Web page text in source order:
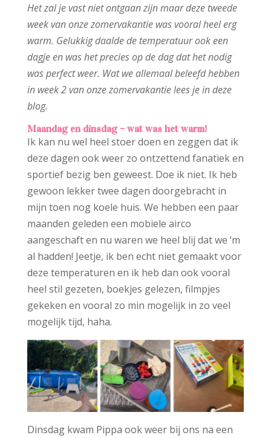
Het zal je vast niet ontgaan zijn maar deze tweede
week van onze zomervakantie was vooral heel erg
warm. Gelukkig daalde de temperatuur ook een
dagje en was het precies op de dag dat het nodig
was perfect weer. Wat we allemaal beleefd hebben
in week 2 van onze zomervakantie lees je in deze
blog.
Maandag en dinsdag – wat was het warm!
Ik kan nu wel heel stoer doen en zeggen dat ik
deze dagen ook weer zo ontzettend fanatiek en
sportief bezig ben geweest. Doe ik niet. Ik heb
gewoon lekker twee dagen doorgebracht in
mijn toen nog koele huis. We hebben een paar
maanden geleden een mobiele airco
aangeschaft en nu waren we heel blij dat we ‘m
al hadden! Jeetje, ik ben echt niet gemaakt voor
deze temperaturen en ik heb dan ook vooral
heel stil gezeten, boekjes gelezen, filmpjes
gekeken en vooral zo min mogelijk in zo veel
mogelijk tijd, haha.
Dinsdag kwam Pippa ook weer bij ons na een